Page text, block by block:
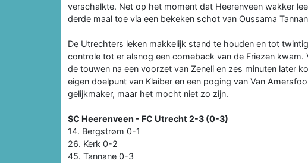
verschalkte. Net op het moment dat Heerenveen wakker
derde maal toe via een bekeken schot van Oussama
De Utrechters leken makkelijk stand te houden en tot
controle tot er alsnog een comeback van de Friezen
de touwen na een voorzet van Zeneli en zes minuten later
eigen doelpunt van Klaiber en een poging van Van
gelijkmaker, maar het mocht niet zo zijn.
SC Heerenveen - FC Utrecht 2-3 (0-3)
14. Bergstrøm 0-1
26. Kerk 0-2
45. Tannane 0-3